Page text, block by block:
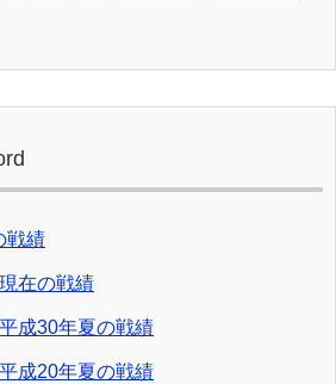
戦績
在の戦績
成30年夏の戦績
成20年夏の戦績